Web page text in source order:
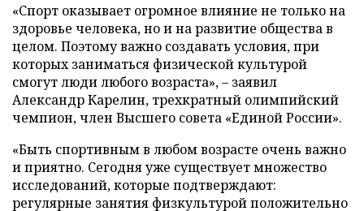
«Спорт оказывает огромное влияние не только на
здоровье человека, но и на развитие общества в
целом. Поэтому важно создавать условия, при
которых заниматься физической культурой
смогут люди любого возраста», – заявил
Александр Карелин, трехкратный олимпийский
чемпион, член Высшего совета «Единой России».
«Быть спортивным в любом возрасте очень важно
и приятно. Сегодня уже существует множество
исследований, которые подтверждают:
регулярные занятия физкультурой положительно